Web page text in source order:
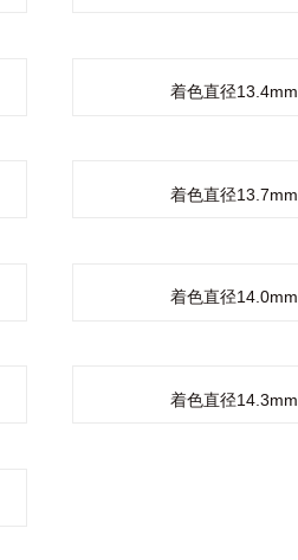
着色直径13.4mm
着色直径13.7mm
着色直径14.0mm
着色直径14.3mm